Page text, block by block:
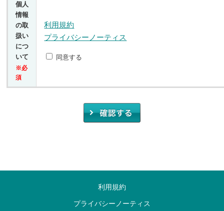
個人
情報
の取
扱い
につ
いて
※必
須
利用規約
プライバシーノーティス
同意する
利用規約
プライバシーノーティス